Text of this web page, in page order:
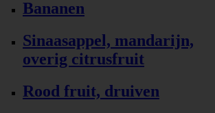
Bananen
Sinaasappel, mandarijn,
overig citrusfruit
Rood fruit, druiven